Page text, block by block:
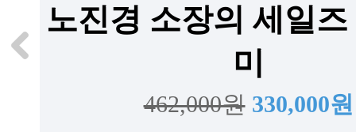
노진경 소장의 세일
미
462,000원 330,000원